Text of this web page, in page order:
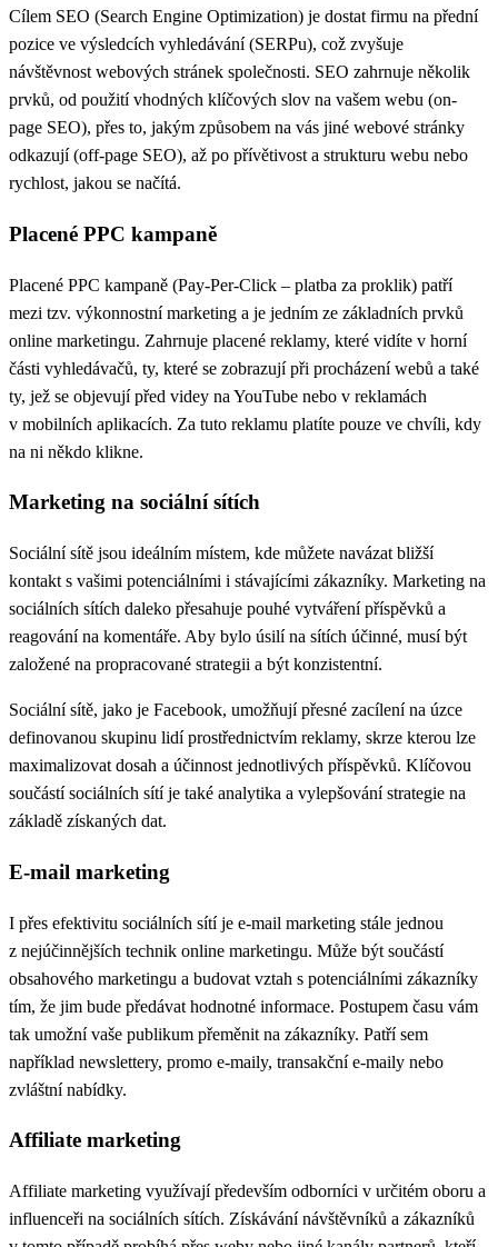
Cílem SEO (Search Engine Optimization) je dostat firmu na přední
pozice ve výsledcích vyhledávání (SERPu), což zvyšuje
návštěvnost webových stránek společnosti. SEO zahrnuje několik
prvků, od použití vhodných klíčových slov na vašem webu (on-
page SEO), přes to, jakým způsobem na vás jiné webové stránky
odkazují (off-page SEO), až po přívětivost a strukturu webu nebo
rychlost, jakou se načítá.
Placené PPC kampaně
Placené PPC kampaně (Pay-Per-Click – platba za proklik) patří
mezi tzv. výkonnostní marketing a je jedním ze základních prvků
online marketingu. Zahrnuje placené reklamy, které vidíte v horní
části vyhledávačů, ty, které se zobrazují při procházení webů a také
ty, jež se objevují před videy na YouTube nebo v reklamách
v mobilních aplikacích. Za tuto reklamu platíte pouze ve chvíli, kdy
na ni někdo klikne.
Marketing na sociální sítích
Sociální sítě jsou ideálním místem, kde můžete navázat bližší
kontakt s vašimi potenciálními i stávajícími zákazníky. Marketing na
sociálních sítích daleko přesahuje pouhé vytváření příspěvků a
reagování na komentáře. Aby bylo úsilí na sítích účinné, musí být
založené na propracované strategii a být konzistentní.
Sociální sítě, jako je Facebook, umožňují přesné zacílení na úzce
definovanou skupinu lidí prostřednictvím reklamy, skrze kterou lze
maximalizovat dosah a účinnost jednotlivých příspěvků. Klíčovou
součástí sociálních sítí je také analytika a vylepšování strategie na
základě získaných dat.
E-mail marketing
I přes efektivitu sociálních sítí je e-mail marketing stále jednou
z nejúčinnějších technik online marketingu. Může být součástí
obsahového marketingu a budovat vztah s potenciálními zákazníky
tím, že jim bude předávat hodnotné informace. Postupem času vám
tak umožní vaše publikum přeměnit na zákazníky. Patří sem
například newslettery, promo e-maily, transakční e-maily nebo
zvláštní nabídky.
Affiliate marketing
Affiliate marketing využívají především odborníci v určitém oboru a
influenceři na sociálních sítích. Získávání návštěvníků a zákazníků